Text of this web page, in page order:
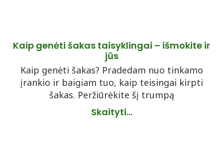
Kaip genėti šakas taisyklingai – išmokite ir
jūs
Kaip genėti šakas? Pradedam nuo tinkamo
įrankio ir baigiam tuo, kaip teisingai kirpti
šakas. Peržiūrėkite šį trumpą
Skaityti...